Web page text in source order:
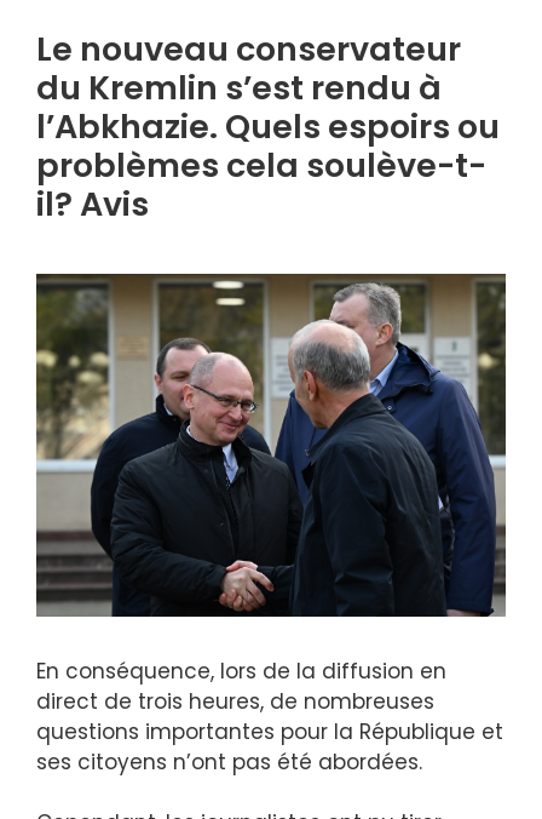
Le nouveau conservateur
du Kremlin s’est rendu à
l’Abkhazie. Quels espoirs ou
problèmes cela soulève-t-
il? Avis
En conséquence, lors de la diffusion en
direct de trois heures, de nombreuses
questions importantes pour la République et
ses citoyens n’ont pas été abordées.